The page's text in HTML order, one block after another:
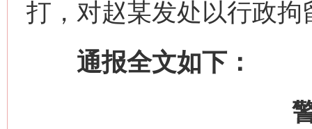
打，对赵某发处以行政
通报全文如下：